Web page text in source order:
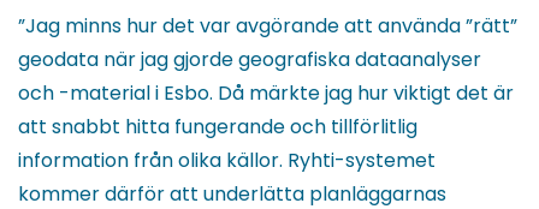
”Jag minns hur det var avgörande att använda ”rätt”
geodata när jag gjorde geografiska dataanalyser
och -material i Esbo. Då märkte jag hur viktigt det är
att snabbt hitta fungerande och tillförlitlig
information från olika källor. Ryhti-systemet
kommer därför att underlätta planläggarnas